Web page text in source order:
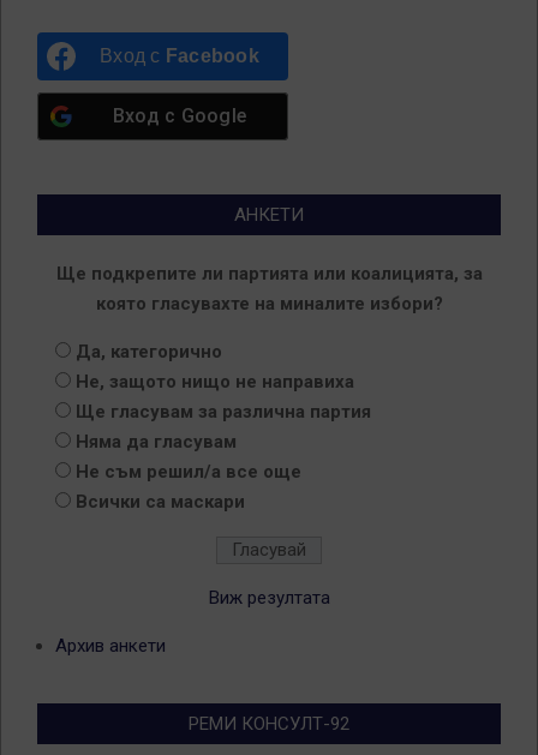
Вход с Facebook
Вход с Google
АНКЕТИ
Ще подкрепите ли партията или коалицията, за
която гласувахте на миналите избори?
Да, категорично
Не, защото нищо не направиха
Ще гласувам за различна партия
Няма да гласувам
Не съм решил/а все още
Всички са маскари
Виж резултата
Архив анкети
РЕМИ КОНСУЛТ-92